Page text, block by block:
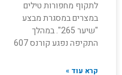
לתקוף מחפורות טילים
במצרים במסגרת מבצע
"שיער 265". במהלך
התקיפה נפגע קורנס 607
קרא עוד »